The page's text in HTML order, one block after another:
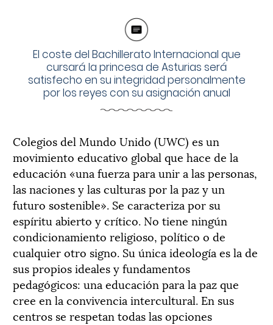
El coste del Bachillerato Internacional que
cursará la princesa de Asturias será
satisfecho en su integridad personalmente
por los reyes con su asignación anual
Colegios del Mundo Unido (UWC) es un
movimiento educativo global que hace de la
educación «una fuerza para unir a las personas,
las naciones y las culturas por la paz y un
futuro sostenible». Se caracteriza por su
espíritu abierto y crítico. No tiene ningún
condicionamiento religioso, político o de
cualquier otro signo. Su única ideología es la de
sus propios ideales y fundamentos
pedagógicos: una educación para la paz que
cree en la convivencia intercultural. En sus
centros se respetan todas las opciones